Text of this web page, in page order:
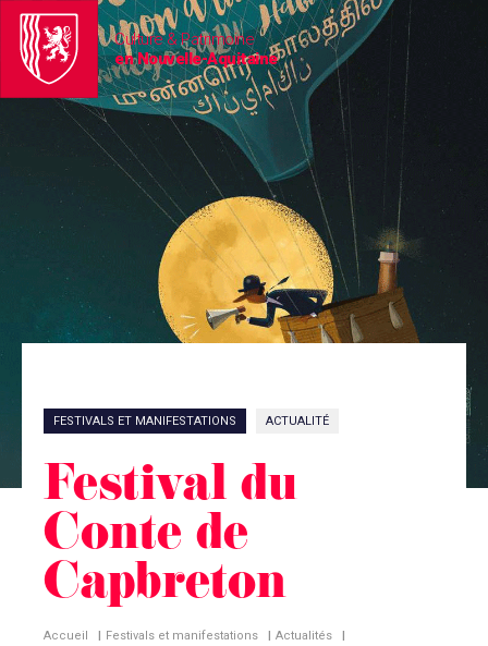
Culture & Patrimoine
en Nouvelle-Aquitaine
FESTIVALS ET MANIFESTATIONS ACTUALITÉ
Festival du
Conte de
Capbreton
Accueil | Festivals et manifestations | Actualités |